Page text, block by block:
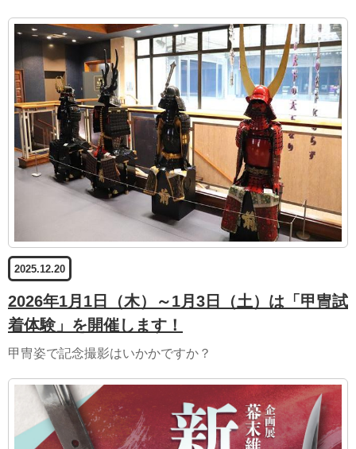
2025.12.20
2026年1月1日（木）～1月3日（土）は「甲冑試
着体験」を開催します！
甲冑姿で記念撮影はいかかですか？